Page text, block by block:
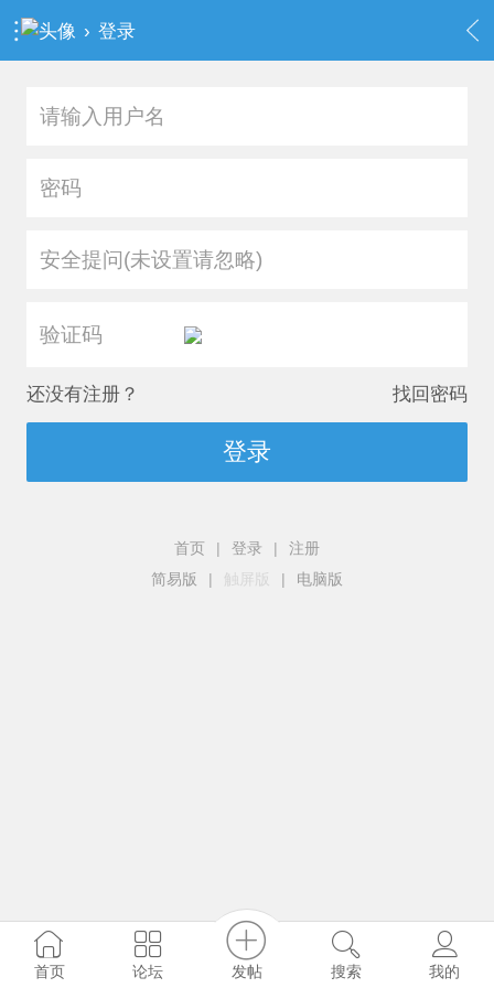
› 登录
安全提问(未设置请忽略)
还没有注册？ 找回密码
登录
首页 | 登录 |
注册
简易版
| 触屏版 | 电脑版
首页 论坛 发帖 搜索 我的